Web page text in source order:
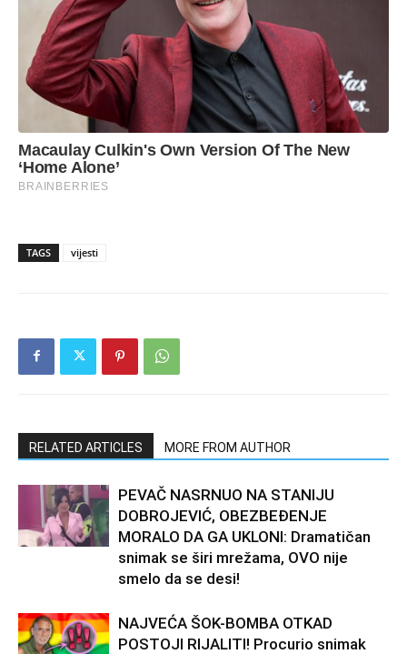
TAGS vijesti
RELATED ARTICLES MORE FROM AUTHOR
PEVAČ NASRNUO NA STANIJU
DOBROJEVIĆ, OBEZBEĐENJE
MORALO DA GA UKLONI: Dramatičan
snimak se širi mrežama, OVO nije
smelo da se desi!
NAJVEĆA ŠOK-BOMBA OTKAD
POSTOJI RIJALITI! Procurio snimak